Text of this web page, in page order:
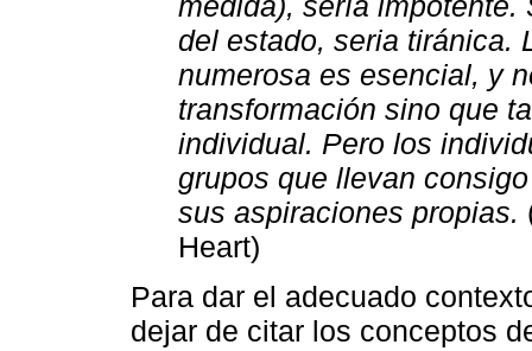
del estado, seria tiránica.
numerosa es esencial, y
transformación sino que
individual. Pero los
grupos que llevan
sus aspiraciones propias.
Heart)
Para dar el adecuado
dejar de citar los conceptos